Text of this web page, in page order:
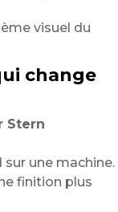
visuel du
change
Stern
une machine.
finition plus